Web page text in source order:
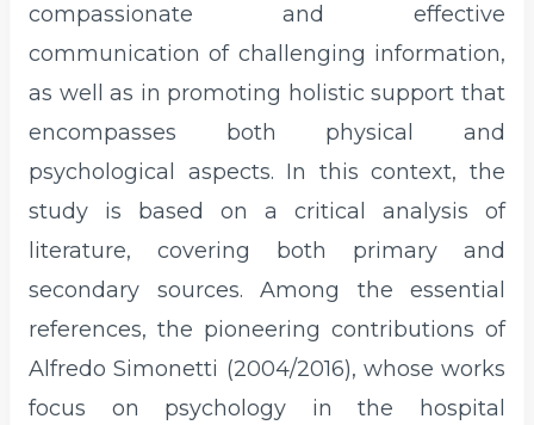
compassionate and effective
communication of challenging information,
as well as in promoting holistic support that
encompasses both physical and
psychological aspects. In this context, the
study is based on a critical analysis of
literature, covering both primary and
secondary sources. Among the essential
references, the pioneering contributions of
Alfredo Simonetti (2004/2016), whose works
focus on psychology in the hospital